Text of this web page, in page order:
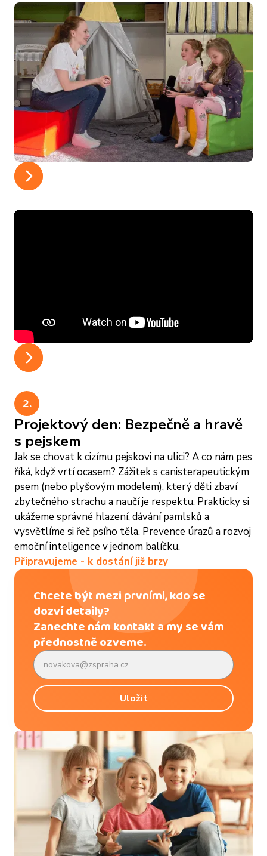
4 hodiny zážitků v 5 krocích
1. Start: Tvoříme mediální tým
Žádné zdlouhavé úvody. Začínáme v kruhu
rytmickou rozcvičkou. Každé dítě dostane
personalizované tričko Medvídek EDU a rázem
se ze třídy stává profesionální štáb připravený
na akci.
2. Smyslohraní: Příprava na digitální svět
Než vezmeme do ruky techniku, musíme
probudit prsty. Děti pracují s kinetickým pískem,
přírodninami a strukturami. Není to jen hraní – je
to trénink jemné motoriky a soustředění, bez
kterého se žádný dobrý kameraman neobejde.
dětmi fotíme portréty v našem mini-studiu a
fotky rovnou tiskneme. Každý si tak odnese
svou vytištěnou fotku v rámečku domů ještě
ten samý den.
Co jsme dnes zažili? V závěrečném kruhu si
povídáme a nahráváme krátký dětský podcast.
Děti se učí nebát se mikrofonu a formulovat
své myšlenky. Tečka za dnem, který si budou
ještě dlouho pamatovat.
Program vždy přizpůsobujeme prostoru školky
a tempu dětí.
2.
Projektový den: Bezpečně a hravě
s pejskem
Jak se chovat k cizímu pejskovi na ulici? A co nám pes
říká, když vrtí ocasem? Zážitek s canisterapeutickým
psem (nebo plyšovým modelem), který děti zbaví
zbytečného strachu a naučí je respektu. Prakticky si
ukážeme správné hlazení, dávání pamlsků a
vysvětlíme si řeč psího těla. Prevence úrazů a rozvoj
emoční inteligence v jednom balíčku.
Připravujeme - k dostání již brzy
Chcete být mezi prvními, kdo se
dozví detaily?
Zanechte nám kontakt a my se vám
přednostně ozveme.